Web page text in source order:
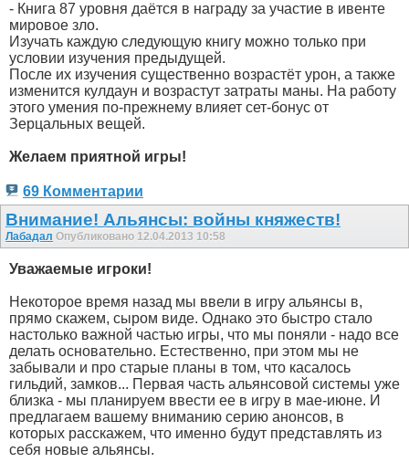
- Книга 87 уровня даётся в награду за участие в ивенте
мировое зло.
Изучать каждую следующую книгу можно только при
условии изучения предыдущей.
После их изучения существенно возрастёт урон, а также
изменится кулдаун и возрастут затраты маны. На работу
этого умения по-прежнему влияет сет-бонус от
Зерцальных вещей.
Желаем приятной игры!
69 Комментарии
Внимание! Альянсы: войны княжеств!
Лабадал Опубликовано 12.04.2013 10:58
Уважаемые игроки!
Некоторое время назад мы ввели в игру альянсы в,
прямо скажем, сыром виде. Однако это быстро стало
настолько важной частью игры, что мы поняли - надо все
делать основательно. Естественно, при этом мы не
забывали и про старые планы в том, что касалось
гильдий, замков... Первая часть альянсовой системы уже
близка - мы планируем ввести ее в игру в мае-июне. И
предлагаем вашему вниманию серию анонсов, в
которых расскажем, что именно будут представлять из
себя новые альянсы.